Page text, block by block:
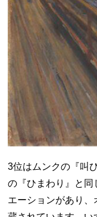
3位はムンクの『叫
の『ひまわり』と同
エーションがあり